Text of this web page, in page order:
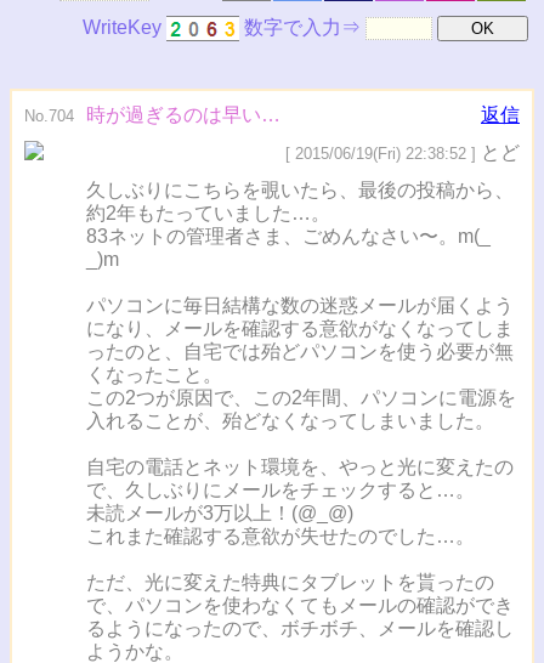
WriteKey
数字で入力⇒
No.704 時が過ぎるのは早い… 返信
[ 2015/06/19(Fri) 22:38:52 ] とど
久しぶりにこちらを覗いたら、最後の投稿から、
約2年もたっていました…。
83ネットの管理者さま、ごめんなさい〜。m(_
_)m
パソコンに毎日結構な数の迷惑メールが届くよう
になり、メールを確認する意欲がなくなってしま
ったのと、自宅では殆どパソコンを使う必要が無
くなったこと。
この2つが原因で、この2年間、パソコンに電源を
入れることが、殆どなくなってしまいました。
自宅の電話とネット環境を、やっと光に変えたの
で、久しぶりにメールをチェックすると…。
未読メールが3万以上！(@_@)
これまた確認する意欲が失せたのでした…。
ただ、光に変えた特典にタブレットを貰ったの
で、パソコンを使わなくてもメールの確認ができ
るようになったので、ボチボチ、メールを確認し
ようかな。